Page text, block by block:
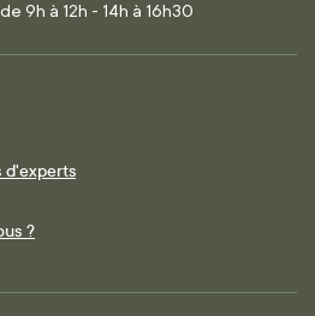
9h à 12h - 14h à 16h30
d'experts
?